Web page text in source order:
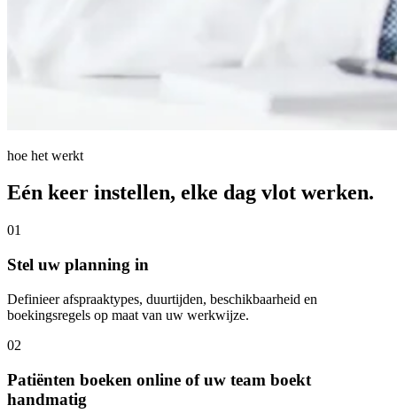
hoe het werkt
Eén keer instellen, elke dag vlot werken.
01
Stel uw planning in
Definieer afspraaktypes, duurtijden, beschikbaarheid en
boekingsregels op maat van uw werkwijze.
02
Patiënten boeken online of uw team boekt
handmatig